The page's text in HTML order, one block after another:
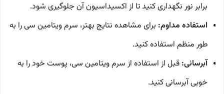
برابر نور نگهداری کنید تا از اکسیداسیون آن جلوگیری شود.
استفاده مداوم: برای مشاهده نتایج بهتر، سرم ویتامین سی را به
طور منظم استفاده کنید.
آبرسانی: قبل از استفاده از سرم ویتامین سی، پوست خود را به
خوبی آبرسانی کنید.